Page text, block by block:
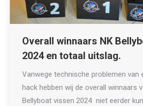
Overall winnaars NK
2024 en totaal uitslag.
Vanwege technische problemen van
hack hebben wij de overall winnaars
Bellyboat vissen 2024 niet eerder